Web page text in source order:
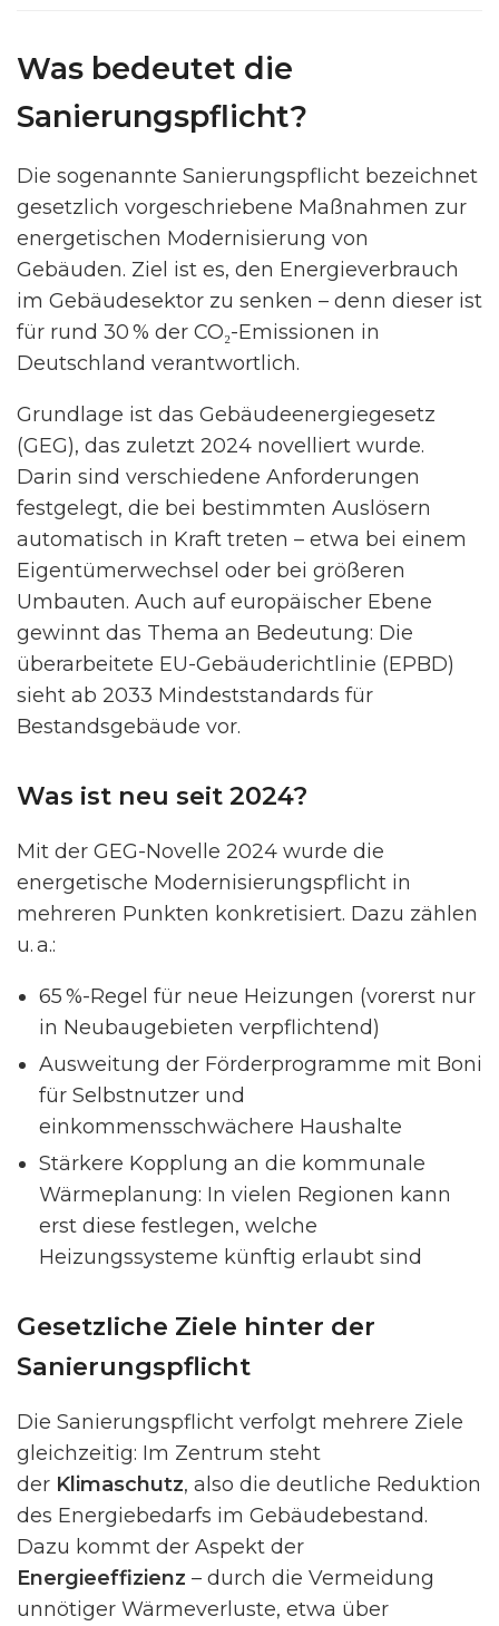
Was bedeutet die
Sanierungspflicht?
Die sogenannte Sanierungspflicht bezeichnet
gesetzlich vorgeschriebene Maßnahmen zur
energetischen Modernisierung von
Gebäuden. Ziel ist es, den Energieverbrauch
im Gebäudesektor zu senken – denn dieser ist
für rund 30 % der CO₂-Emissionen in
Deutschland verantwortlich.
Grundlage ist das Gebäudeenergiegesetz
(GEG), das zuletzt 2024 novelliert wurde.
Darin sind verschiedene Anforderungen
festgelegt, die bei bestimmten Auslösern
automatisch in Kraft treten – etwa bei einem
Eigentümerwechsel oder bei größeren
Umbauten. Auch auf europäischer Ebene
gewinnt das Thema an Bedeutung: Die
überarbeitete EU-Gebäuderichtlinie (EPBD)
sieht ab 2033 Mindeststandards für
Bestandsgebäude vor.
Was ist neu seit 2024?
Mit der GEG-Novelle 2024 wurde die
energetische Modernisierungspflicht in
mehreren Punkten konkretisiert. Dazu zählen
u. a.:
65 %-Regel für neue Heizungen (vorerst nur
in Neubaugebieten verpflichtend)
Ausweitung der Förderprogramme mit Boni
für Selbstnutzer und
einkommensschwächere Haushalte
Stärkere Kopplung an die kommunale
Wärmeplanung: In vielen Regionen kann
erst diese festlegen, welche
Heizungssysteme künftig erlaubt sind
Gesetzliche Ziele hinter der
Sanierungspflicht
Die Sanierungspflicht verfolgt mehrere Ziele
gleichzeitig: Im Zentrum steht
der Klimaschutz, also die deutliche Reduktion
des Energiebedarfs im Gebäudebestand.
Dazu kommt der Aspekt der
Energieeffizienz – durch die Vermeidung
unnötiger Wärmeverluste, etwa über